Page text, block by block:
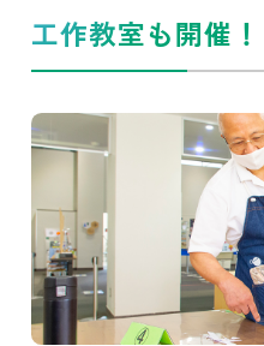
工作教室も開催！